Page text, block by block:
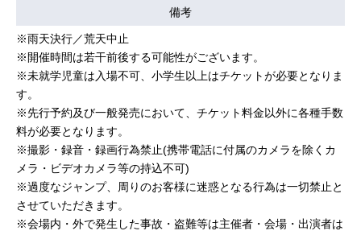
備考
※雨天決行／荒天中止
※開催時間は若干前後する可能性がございます。
※未就学児童は入場不可、小学生以上はチケットが必要となりま
す。
※先行予約及び一般発売において、チケット料金以外に各種手数
料が必要となります。
※撮影・録音・録画行為禁止(携帯電話に付属のカメラを除くカ
メラ・ビデオカメラ等の持込不可)
※過度なジャンプ、周りのお客様に迷惑となる行為は一切禁止と
させていただきます。
※会場内・外で発生した事故・盗難等は主催者・会場・出演者は